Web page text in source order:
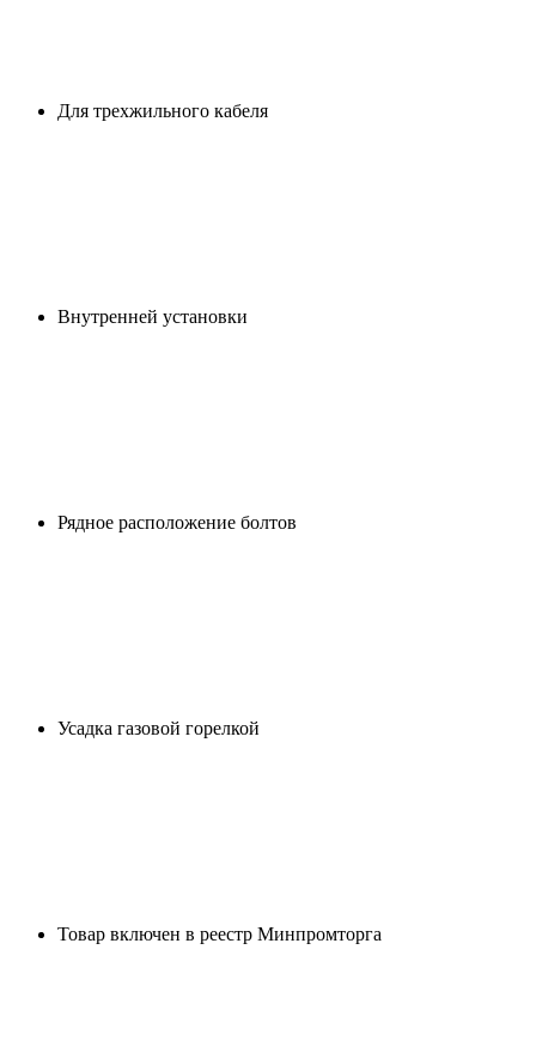
Для трехжильного кабеля
Внутренней установки
Рядное расположение болтов
Усадка газовой горелкой
Товар включен в реестр Минпромторга